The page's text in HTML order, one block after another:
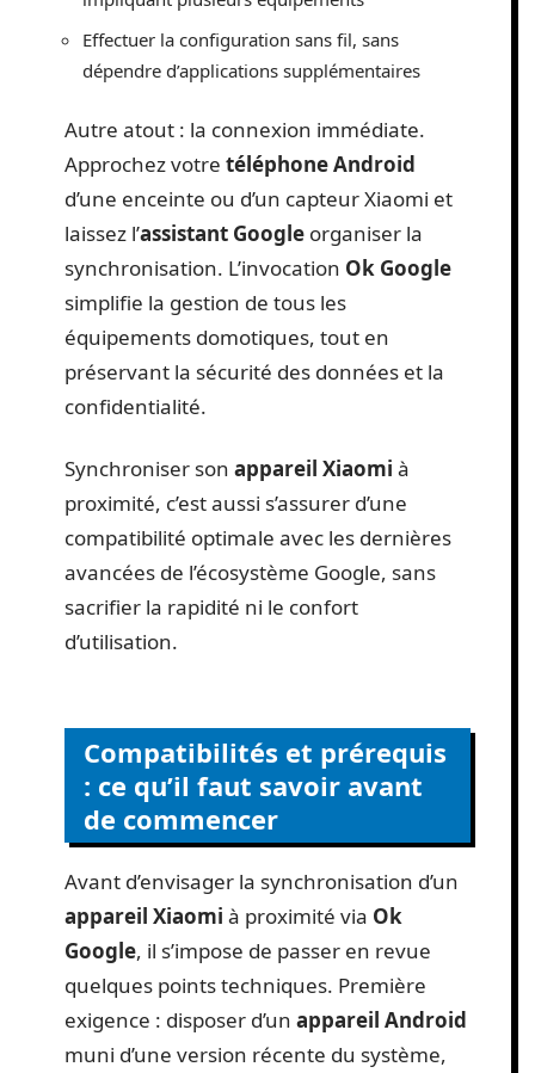
Effectuer la configuration sans fil, sans
dépendre d’applications supplémentaires
Autre atout : la connexion immédiate.
Approchez votre téléphone Android
d’une enceinte ou d’un capteur Xiaomi et
laissez l’assistant Google organiser la
synchronisation. L’invocation Ok Google
simplifie la gestion de tous les
équipements domotiques, tout en
préservant la sécurité des données et la
confidentialité.
Synchroniser son appareil Xiaomi à
proximité, c’est aussi s’assurer d’une
compatibilité optimale avec les dernières
avancées de l’écosystème Google, sans
sacrifier la rapidité ni le confort
d’utilisation.
Compatibilités et prérequis
: ce qu’il faut savoir avant
de commencer
Avant d’envisager la synchronisation d’un
appareil Xiaomi à proximité via Ok
Google, il s’impose de passer en revue
quelques points techniques. Première
exigence : disposer d’un appareil Android
muni d’une version récente du système,